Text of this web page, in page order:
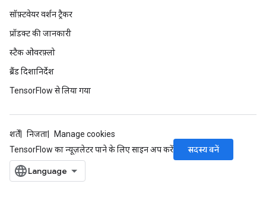
सॉफ़्टवेयर वर्शन ट्रैकर
प्रॉडक्ट की जानकारी
स्टैक ओवरफ़्लो
ब्रैंड दिशानिर्देश
TensorFlow से लिया गया
शर्तें निजता
Manage cookies
TensorFlow का न्यूज़लेटर पाने के लिए साइन अप करें
सदस्य बनें